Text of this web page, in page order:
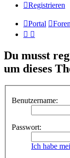
Registrieren
Portal
Du musst
um dieses
Benutzername:
Passwort:
Ich habe